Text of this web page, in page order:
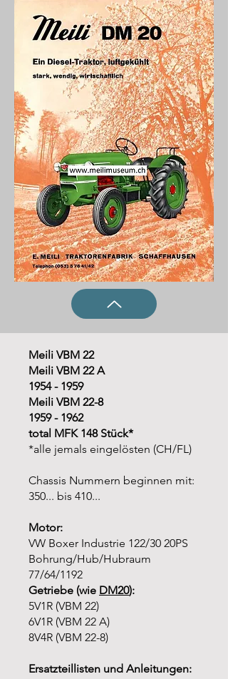
Meili VBM 22
Meili VBM 22 A
1954 - 1959
Meili VBM 22-8
1959 - 1962
total MFK 148 Stück*
*alle jemals eingelösten (CH/FL)
Chassis Nummern beginnen mit:
350... bis 410...
Motor:
VW Boxer Industrie 122/30 20PS
Bohrung/Hub/Hubraum
77/64/1192
Getriebe (wie DM20):
5V1R (VBM 22)
6V1R (VBM 22 A)
8V4R (VBM 22-8)
Ersatzteillisten und Anleitungen: